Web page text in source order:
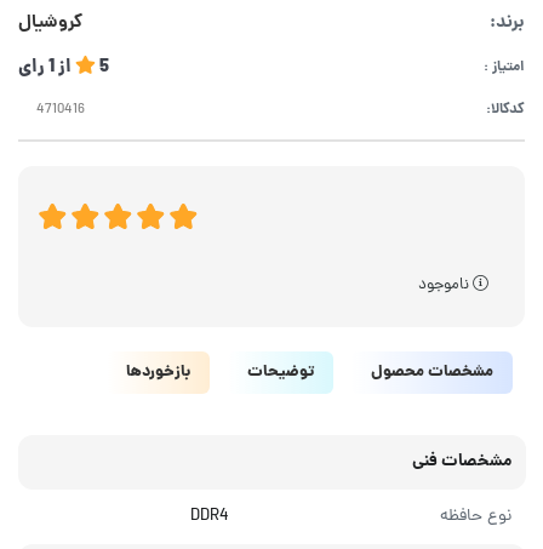
برند: کروشیال
امتیاز : 5 از1رای
کدکالا:
ناموجود
مشخصات محصول توضیحات بازخوردها
مشخصات فنی
نوع حافظه DDR4